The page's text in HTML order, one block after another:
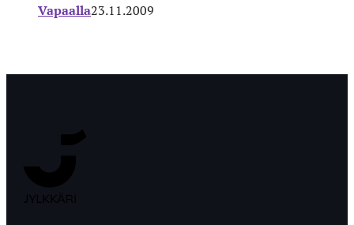
Vapaalla23.11.2009